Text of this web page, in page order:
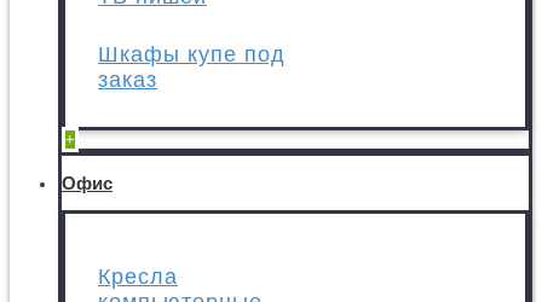
Шкафы купе под
заказ
+
Офис
Кресла